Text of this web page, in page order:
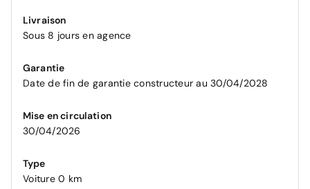
Livraison
Sous 8 jours en agence
Garantie
Date de fin de garantie constructeur au 30/04/2028
Mise en circulation
30/04/2026
Type
Voiture 0 km